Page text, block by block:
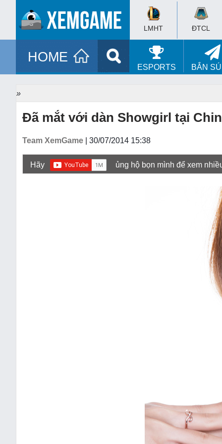
LMHT ĐTCL
HOME
ESPORTS BẮN
»
Đã mắt với dàn Showgirl tại
Team XemGame | 30/07/2014 15:38
Hãy ủng hộ bọn mình để xem